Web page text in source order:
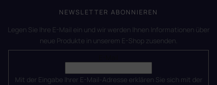
NEWSLETTER ABONNIEREN
Legen Sie Ihre E-Mail ein und wir werden Ihnen Informationen über
neue Produkte in unserem E-Shop zusenden.
Mit der Eingabe Ihrer E-Mail-Adresse erklären Sie sich mit der